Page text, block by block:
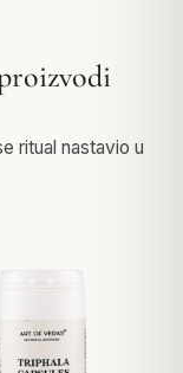
ritual nastavio u